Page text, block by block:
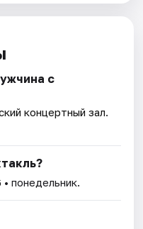
с
концертный зал.
• понедельник.